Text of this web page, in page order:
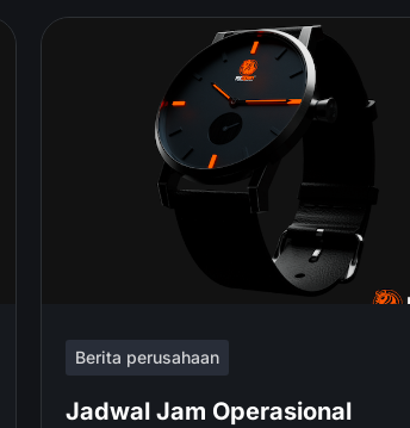
Berita perusahaan
Jadwal Jam Operasional